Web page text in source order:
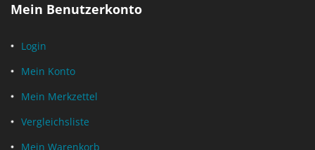
Mein Benutzerkonto
Login
Mein Konto
Mein Merkzettel
Vergleichsliste
Mein Warenkorb